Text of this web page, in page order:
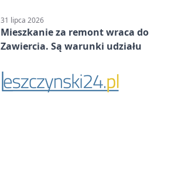
31 lipca 2026
Mieszkanie za remont wraca do
Zawiercia. Są warunki udziału